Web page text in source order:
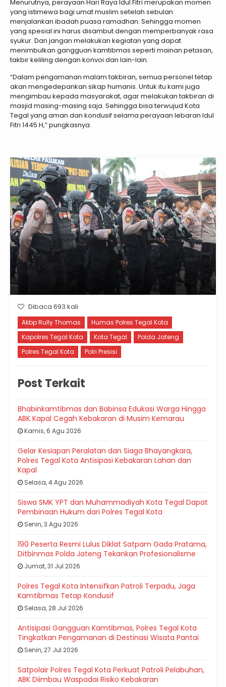
Menurutnya, perayaan Hari Raya Idul Fitri merupakan momen
yang istimewa bagi umat muslim setelah sebulan
menjalankan ibadah puasa ramadhan. Sehingga momen
yang spesial ini harus disambut dengan memperbanyak rasa
syukur. Dan jangan melakukan kegiatan yang dapat
menimbulkan gangguan kamtibmas seperti mainan petasan,
takbir keliling dengan konvoi dan lain-lain.
“Dalam pengamanan malam takbiran, semua personel tetap
akan mengedepankan sikap humanis. Untuk itu kami juga
mengimbau kepada masyarakat, agar melakukan takbiran di
masjid masing-masing saja. Sehingga bisa terwujud Kota
Tegal yang aman dan kondusif selama perayaan lebaran Idul
Fitri 1445 H,” pungkasnya.
Dibaca 693 kali
Akbp Rully Thomas
Humas Polres Tegal Kota
Kapolres Tegal Kota
Kota Tegal
Polda Jateng
Polres Tegal Kota
Polri Presisi
Post Terkait
Bhabinkamtibmas dan Babinsa Edukasi Warga Hingga
ABK Kapal Cegah Kebakaran di Musim Kemarau
Kamis, 6 Agu 2026
Gelar Kesiapan Peralatan dan Siaga Bhayangkara,
Polres Tegal Kota Antisipasi Kebakaran Lahan dan
Kapal
Selasa, 4 Agu 2026
Siswa SMK YPT dan Muhammadiyah Kota Tegal Dapat
Pembinaan Hukum dari Polres Tegal Kota
Senin, 3 Agu 2026
190 Peserta Resmi Lulus Diklat Satpam Gada Pratama,
Ditbinmas Polda Jateng Tekankan Profesionalisme
Jumat, 31 Jul 2026
Polres Tegal Kota Intensifkan Patroli Terpadu, Jaga
Kamtibmas Tetap Kondusif
Selasa, 28 Jul 2026
Antisipasi Gangguan Kamtibmas, Polres Tegal Kota
Tingkatkan Pengamanan di Destinasi Wisata Pantai
Senin, 27 Jul 2026
Satpolair Polres Tegal Kota Perkuat Patroli Pelabuhan,
ABK Diimbau Waspadai Risiko Kebakaran